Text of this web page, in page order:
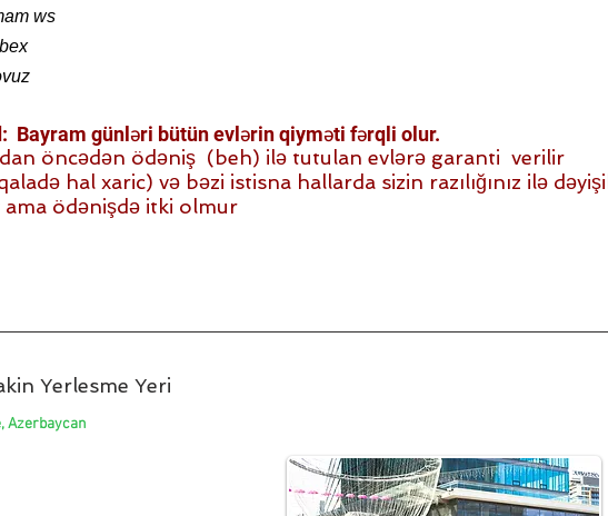
ws
Bayram günləri bütün evlərin qiyməti fərqli olur.
öncədən ödəniş (beh) ilə tutulan evlərə garanti verilir
hal xaric) və bəzi istisna hallarda sizin razılığınız ilə
ama ödənişdə itki olmur
Yerlesme Yeri
Azerbaycan